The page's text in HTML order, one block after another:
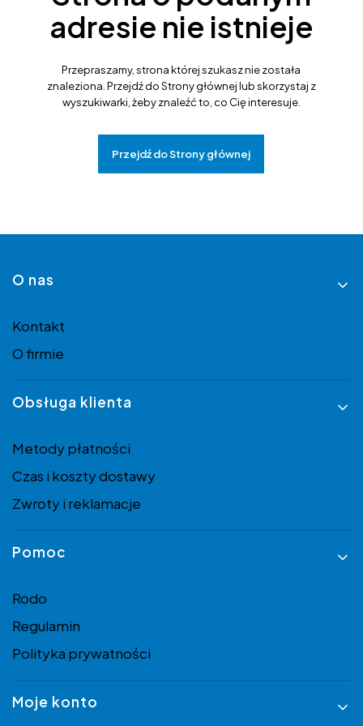
adresie nie istnieje
Przepraszamy, strona której szukasz nie została
znaleziona. Przejdź do Strony głównej lub skorzystaj z
wyszukiwarki, żeby znaleźć to, co Cię interesuje.
Przejdź do Strony głównej
Linki w stopce
O nas
Kontakt
O firmie
Obsługa klienta
Metody płatności
Czas i koszty dostawy
Zwroty i reklamacje
Pomoc
Rodo
Regulamin
Polityka prywatności
Moje konto